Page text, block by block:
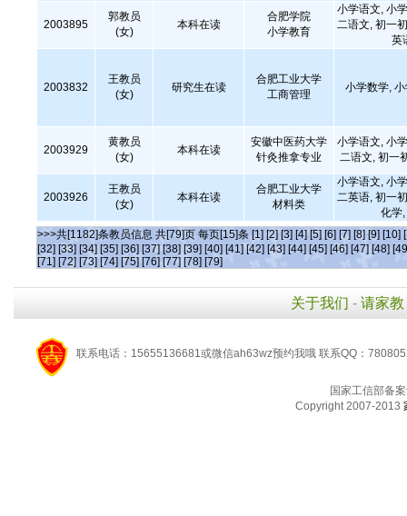
2003895
郭教员
(女)
本科在读
合肥学院
小学教育
小学语文, 小
二语文, 初一
英
2003832
王教员
(女)
研究生在读
合肥工业大学
工商管理
小学数学,
2003929
黄教员
(女)
本科在读
安徽中医药大学
针灸推拿专业
小学语文, 小
二语文, 初一
2003926
王教员
(女)
本科在读
合肥工业大学
材料类
小学语文, 小
二英语, 初一
化学
>>>共[1182]条教员信息 共[79]页 每页[15]条 [1] [2] [3] [4] [5] [6] [7] [8] [9] [10]
[32] [33] [34] [35] [36] [37] [38] [39] [40] [41] [42] [43] [44] [45] [46] [47] [48]
[71] [72] [73] [74] [75] [76] [77] [78] [79]
关于我们 - 请家教
联系电话：15655136681或微信ah63wz预约我哦 联系QQ：
国家工信部备
Copyright 2007-2013